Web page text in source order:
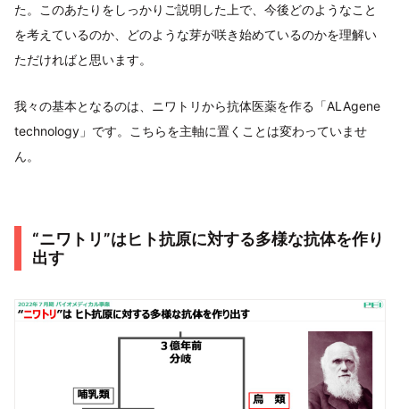
た。このあたりをしっかりご説明した上で、今後どのようなこと
を考えているのか、どのような芽が咲き始めているのかを理解い
ただければと思います。
我々の基本となるのは、ニワトリから抗体医薬を作る「ALAgene
technology」です。こちらを主軸に置くことは変わっていませ
ん。
“ニワトリ”はヒト抗原に対する多様な抗体を作り
出す